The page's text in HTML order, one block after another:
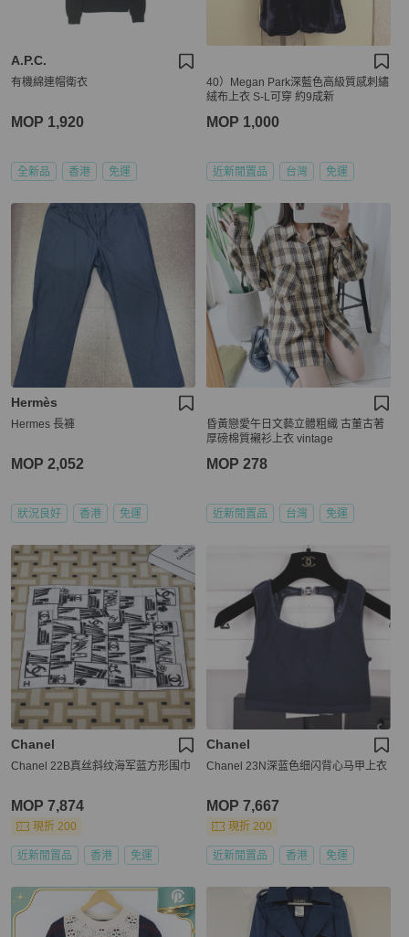
A.P.C.
有機綿連帽衛衣
MOP 1,920
全新品 香港 免運
40）Megan Park深藍色高級質感刺繡
絨布上衣 S-L可穿 約9成新
MOP 1,000
近新閒置品 台灣 免運
Hermès
Hermes 長褲
MOP 2,052
狀況良好 香港 免運
昏黃戀愛午日文藝立體粗織 古董古著
厚磅棉質襯衫上衣 vintage
MOP 278
近新閒置品 台灣 免運
Chanel
Chanel 22B真丝斜纹海军蓝方形围巾
MOP 7,874
現折 200
近新閒置品 香港 免運
Chanel
Chanel 23N深蓝色细闪背心马甲上衣
MOP 7,667
現折 200
近新閒置品 香港 免運